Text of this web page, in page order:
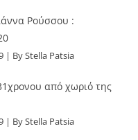
Ρούσσου :
By Stella Patsia
από χωριό της
By Stella Patsia